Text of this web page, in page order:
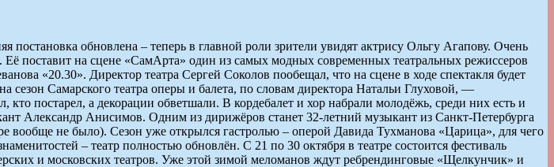
обновлена – теперь в главной роли зрители увидят актрису Ольгу Агапову. Очень
поставит на сцене «СамАрта» один из самых модных современных театральных режиссеров
«20.30». Директор театра Сергей Соколов пообещал, что на сцене в ходе спектакля будет
сезон Самарского театра оперы и балета, по словам директора Натальи Глуховой, —
постарел, а декорации обветшали. В кордебалет и хор набрали молодёжь, среди них есть и
Александр Анисимов. Одним из дирижёров станет 32-летний музыкант из Санкт-Петербурга
не было). Сезон уже открылся гастролью – оперой Давида Тухманова «Царица», для чего
– театр полностью обновлён. С 21 по 30 октября в театре состоится фестиваль
и московских театров. Уже этой зимой меломанов ждут ребрендинговые «Щелкунчик» и